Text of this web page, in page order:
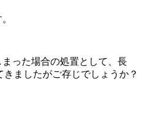
った場合の処置として、長
きましたがご存じでしょうか？